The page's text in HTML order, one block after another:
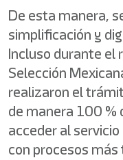
De esta manera,
simplificación y
Incluso durante el
Selección
realizaron el
de manera 100 %
acceder al
con procesos